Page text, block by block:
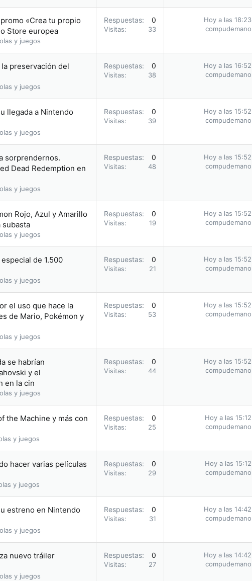
«Crea tu propio
Store europea
y juegos
Respuestas 0
Visitas 33
Hoy a las 18:23
compudemano
preservación del
y juegos
Respuestas 0
Visitas 38
Hoy a las 16:52
compudemano
llegada a Nintendo
y juegos
Respuestas 0
Visitas 39
Hoy a las 15:52
compudemano
sorprendernos.
Dead Redemption en
y juegos
Respuestas 0
Visitas 48
Hoy a las 15:52
compudemano
Rojo, Azul y Amarillo
subasta
y juegos
Respuestas 0
Visitas 19
Hoy a las 15:52
compudemano
de 1.500
y juegos
Respuestas 0
Visitas 21
Hoy a las 15:52
compudemano
el uso que hace la
de Mario, Pokémon y
y juegos
Respuestas 0
Visitas 53
Hoy a las 15:52
compudemano
se habrían
y el
en la cin
y juegos
Respuestas 0
Visitas 44
Hoy a las 15:52
compudemano
the Machine y más con
y juegos
Respuestas 0
Visitas 25
Hoy a las 15:12
compudemano
hacer varias películas
y juegos
Respuestas 0
Visitas 29
Hoy a las 15:12
compudemano
estreno en Nintendo
y juegos
Respuestas 0
Visitas 31
Hoy a las 14:42
compudemano
nuevo tráiler
y juegos
Respuestas 0
Visitas 27
Hoy a las 14:42
compudemano